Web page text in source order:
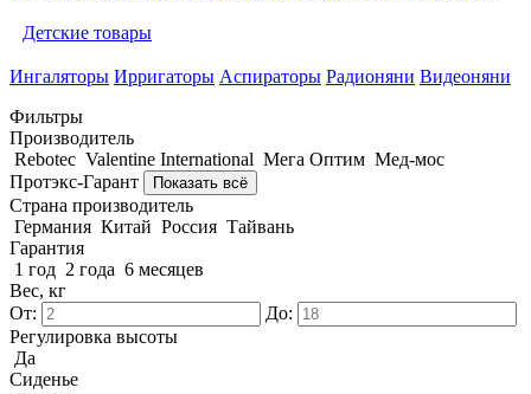
Детские товары
Ингаляторы Ирригаторы Аспираторы Радионяни Видеоняни
Фильтры
Производитель
Rebotec Valentine International Мега Оптим Мед-мос
Протэкс-Гарант
Показать всё
Страна производитель
Германия Китай Россия Тайвань
Гарантия
1 год 2 года 6 месяцев
Вес, кг
От:
До:
Регулировка высоты
Да
Сиденье